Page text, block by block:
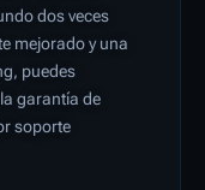
dos veces
mejorado y una
puedes
garantía de
soporte